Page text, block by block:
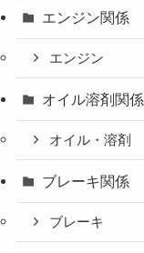
エンジン関係
エンジン
オイル溶剤関係
オイル・溶剤
ブレーキ関係
ブレーキ